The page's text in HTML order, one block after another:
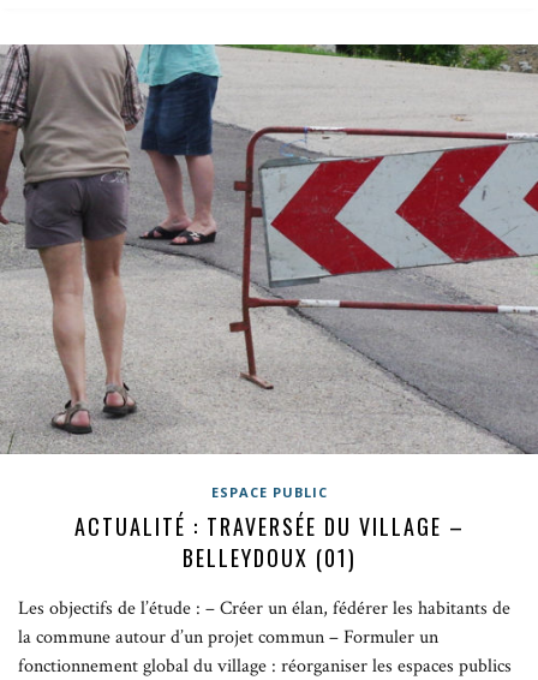
ESPACE PUBLIC
ACTUALITÉ : TRAVERSÉE DU VILLAGE –
BELLEYDOUX (01)
Les objectifs de l’étude : – Créer un élan, fédérer les habitants de
la commune autour d’un projet commun – Formuler un
fonctionnement global du village : réorganiser les espaces publics